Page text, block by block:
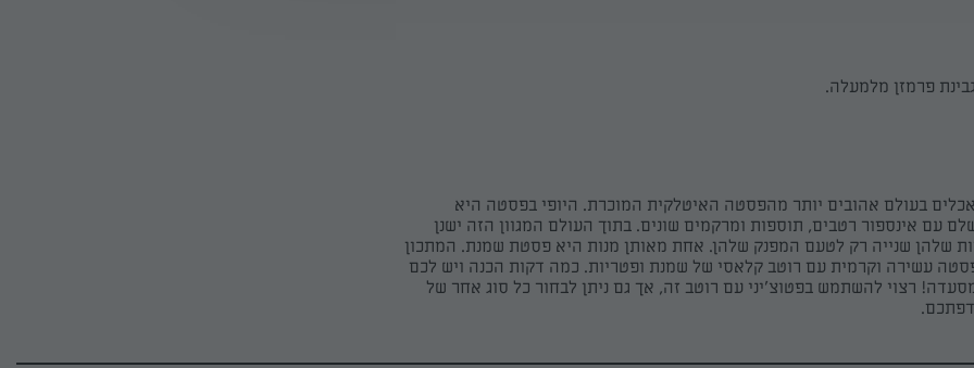
פרמזן מלמעלה.
בעולם אהובים יותר מהפסטה האיטלקית המוכרת. היופי בפסטה היא
עם אינספור רטבים, תוספות ומרקמים שונים. בתוך העולם המגוון הזה ישנן
שלהן שנייה רק לטעם המפנק שלהן. אחת מאותן מנות היא פסטת שמנת. המתכון
עשירה וקרמית עם רוטב קלאסי של שמנת ופטריות. כמה דקות הכנה ויש לכם
רצוי להשתמש בפטוצ׳יני עם רוטב זה, אך גם ניתן לבחור כל סוג אחר של